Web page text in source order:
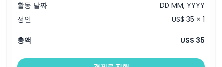
활동 날짜
DD MM, YYYY
성인
US$ 35 × 1
총액 US$ 35